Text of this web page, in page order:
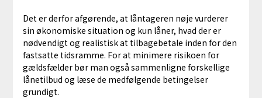
Det er derfor afgørende, at låntageren nøje vurderer
sin økonomiske situation og kun låner, hvad der er
nødvendigt og realistisk at tilbagebetale inden for den
fastsatte tidsramme. For at minimere risikoen for
gældsfælder bør man også sammenligne forskellige
lånetilbud og læse de medfølgende betingelser
grundigt.